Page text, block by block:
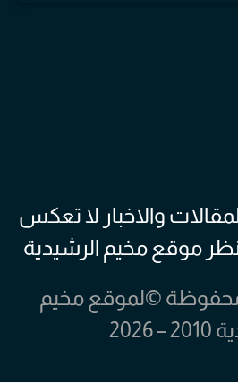
والاخبار لا تعكس
موقع مخيم الرشيدية
©لموقع مخيم